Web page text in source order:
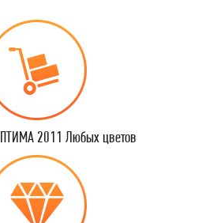
2011 Любых цветов